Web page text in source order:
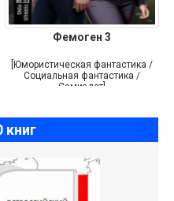
Фемоген 3
[Юмористическая фантастика /
Социальная фантастика /
Самиздат]
книг